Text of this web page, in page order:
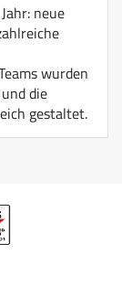
neue
wurden
die
gestaltet.